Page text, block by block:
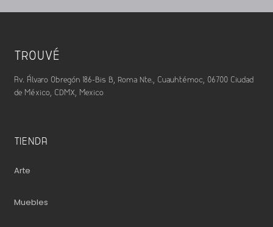
TROUVÉ
Av. Álvaro Obregón 186-Bis B, Roma Nte., Cuauhtémoc, 06700 Ciudad
de México, CDMX, Mexico
TIENDA
Arte
Muebles